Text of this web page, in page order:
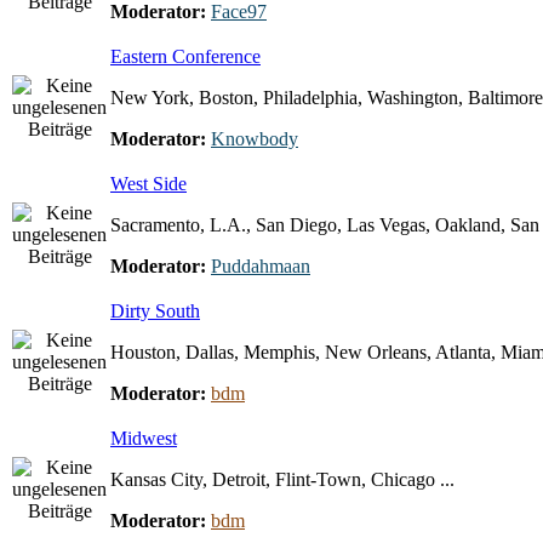
Moderator: Face97
Eastern Conference
New York, Boston, Philadelphia, Washington,
Moderator: Knowbody
West Side
Sacramento, L.A., San Diego, Las Vegas, Oakland,
Moderator: Puddahmaan
Dirty South
Houston, Dallas, Memphis, New Orleans, Atlanta,
Moderator: bdm
Midwest
Kansas City, Detroit, Flint-Town, Chicago ...
Moderator: bdm